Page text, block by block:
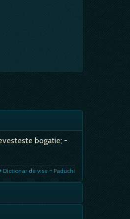
bogatie; -
Dictionar de vise ~ Paduchi